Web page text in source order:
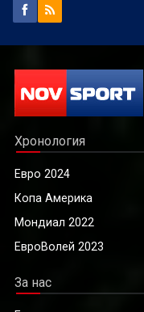
Хронология
Евро 2024
Копа Америка
Мондиал 2022
ЕвроВолей 2023
За нас